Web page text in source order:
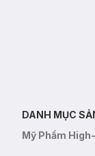
DANH MỤC
Mỹ Phẩm